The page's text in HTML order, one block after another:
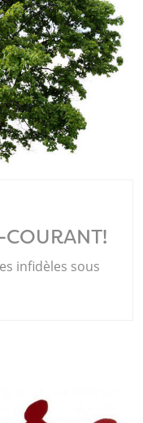
COURANT!
infidèles sous